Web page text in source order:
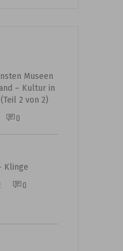
Museen
– Kultur in
2 von 2)
0
Klinge
0